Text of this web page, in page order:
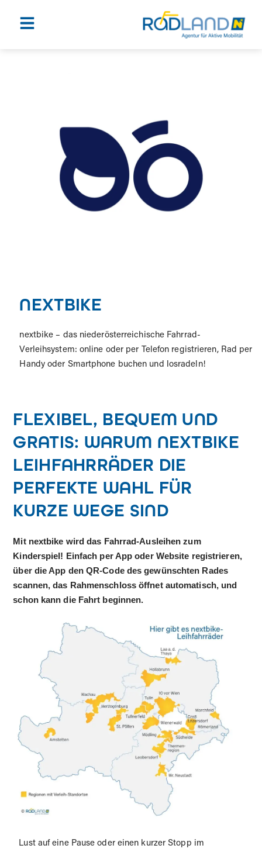
NEXTBIKE
nextbike – das niederösterreichische Fahrrad-
Verleihsystem: online oder per Telefon registrieren, Rad per
Handy oder Smartphone buchen und losradeln!
FLEXIBEL, BEQUEM UND
GRATIS: WARUM NEXTBIKE
LEIHFAHRRÄDER DIE
PERFEKTE WAHL FÜR
KURZE WEGE SIND
Mit nextbike wird das Fahrrad-Ausleihen zum
Kinderspiel! Einfach per App oder Website registrieren,
über die App den QR-Code des gewünschten Rades
scannen, das Rahmenschloss öffnet automatisch, und
schon kann die Fahrt beginnen.
Lust auf eine Pause oder einen kurzer Stopp im